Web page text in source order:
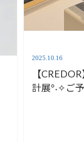
2025.10.16
【
計展°˖✧ご